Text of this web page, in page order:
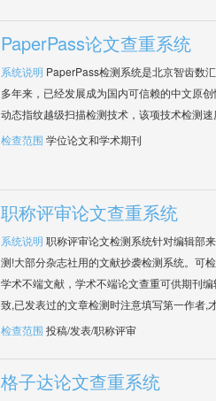
PaperPass论文查重系统
系统说明 PaperPass检测系统是北京智齿数
多年来，已经发展成为国内可信赖的中文原
动态指纹越级扫描检测技术，该项技术检测速
检查范围 学位论文和学术期刊
职称评审论文查重系统
系统说明 职称评审论文检测系统针对编辑部
测!大部分杂志社用的文献抄袭检测系统。可
学术不端文献，学术不端论文查重可供期刊
致,已发表过的文章检测时注意填写第一作者,
检查范围 投稿/发表/职称评审
格子达论文查重系统